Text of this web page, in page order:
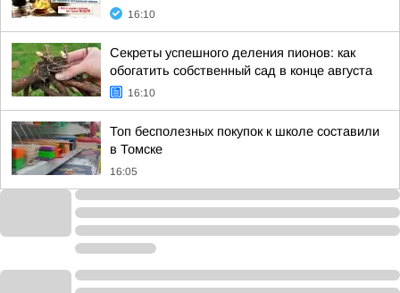
16:10
Секреты успешного деления пионов: как
обогатить собственный сад в конце августа
16:10
Топ бесполезных покупок к школе составили
в Томске
16:05